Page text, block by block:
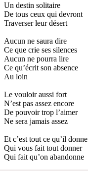
Un destin solitaire
De tous ceux qui devront
Traverser leur désert
Aucun ne saura dire
Ce que crie ses silences
Aucun ne pourra lire
Ce qu’écrit son absence
Au loin
Le vouloir aussi fort
N’est pas assez encore
De pouvoir trop l’aimer
Ne sera jamais assez
Et c’est tout ce qu’il donne
Qui vous fait tout donner
Qui fait qu’on abandonne